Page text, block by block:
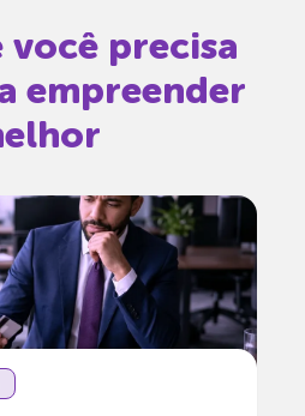
você precisa
empreender